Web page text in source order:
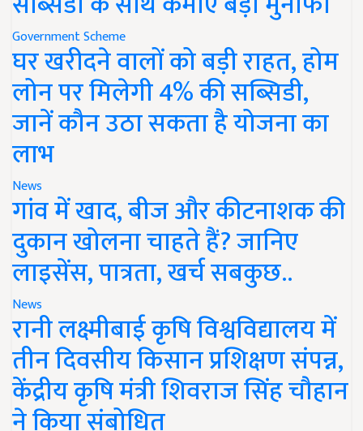
Government Scheme
घर खरीदने वालों को बड़ी राहत, होम
लोन पर मिलेगी 4% की सब्सिडी,
जानें कौन उठा सकता है योजना का
लाभ
News
गांव में खाद, बीज और कीटनाशक की
दुकान खोलना चाहते हैं? जानिए
लाइसेंस, पात्रता, खर्च सबकुछ..
News
रानी लक्ष्मीबाई कृषि विश्वविद्यालय में
तीन दिवसीय किसान प्रशिक्षण संपन्न,
केंद्रीय कृषि मंत्री शिवराज सिंह चौहान